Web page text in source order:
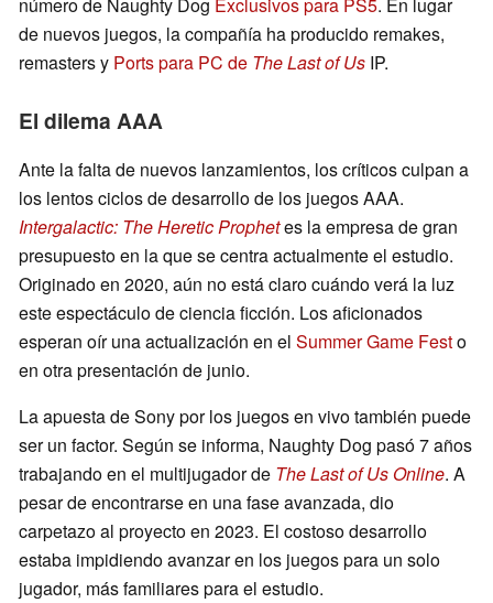
número de Naughty Dog Exclusivos para PS5. En lugar
de nuevos juegos, la compañía ha producido remakes,
remasters y Ports para PC de The Last of Us IP.
El dilema AAA
Ante la falta de nuevos lanzamientos, los críticos culpan a
los lentos ciclos de desarrollo de los juegos AAA.
Intergalactic: The Heretic Prophetes la empresa de gran
presupuesto en la que se centra actualmente el estudio.
Originado en 2020, aún no está claro cuándo verá la luz
este espectáculo de ciencia ficción. Los aficionados
esperan oír una actualización en el Summer Game Festo
en otra presentación de junio.
La apuesta de Sony por los juegos en vivo también puede
ser un factor. Según se informa, Naughty Dog pasó 7 años
trabajando en el multijugador de The Last of Us Online. A
pesar de encontrarse en una fase avanzada, dio
carpetazo al proyecto en 2023. El costoso desarrollo
estaba impidiendo avanzar en los juegos para un solo
jugador, más familiares para el estudio.